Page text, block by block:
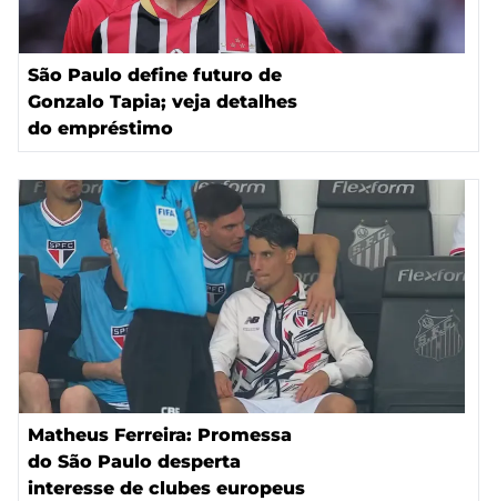
São Paulo define futuro de
Gonzalo Tapia; veja detalhes
do empréstimo
Matheus Ferreira: Promessa
do São Paulo desperta
interesse de clubes europeus